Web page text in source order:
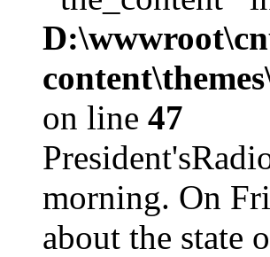
on line 47
morning. On
about the state